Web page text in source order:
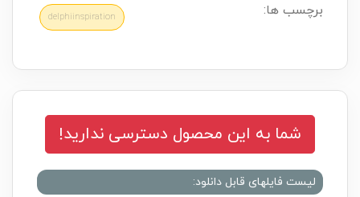
برچسب ها:
delphiinspiration
شما به این محصول دسترسی ندارید!
لیست فایلهای قابل دانلود: